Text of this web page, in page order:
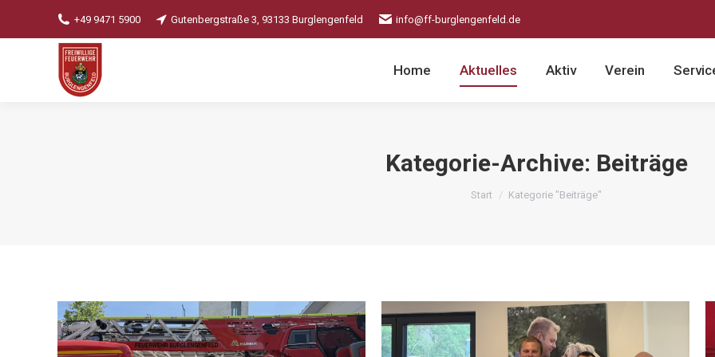
+49 9471 5900 Gutenbergstraße 3, 93133 Burglengenfeld info@ff-burglengenfeld.de
Home Aktuelles Aktiv Verein
Kategorie-Archive: Beiträge
Sie befinden sich hier:
Start Kategorie "Beiträge"